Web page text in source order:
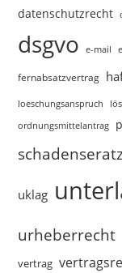
datenschutzrecht
dsgvo e-mail
fernabsatzvertrag
loeschungsanspruch
ordnungsmittelantrag
uklag
urheberrecht
vertrag